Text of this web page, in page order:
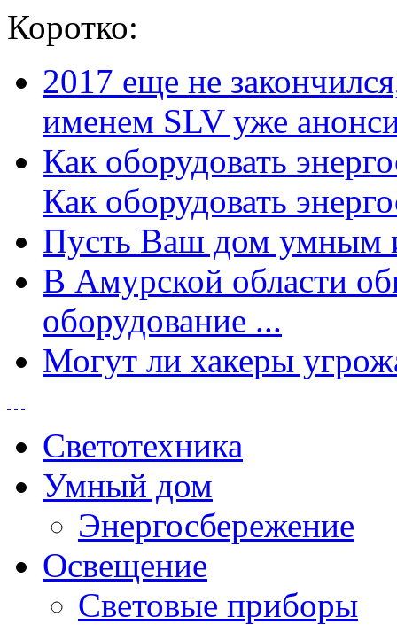
Коротко:
2017 еще не
именем SLV уже
Как оборудовать
Как оборудовать
Пусть Ваш дом умным
В Амурской области
оборудование ...
Могут ли хакеры
Светотехника
Умный дом
Энергосбережение
Освещение
Световые приборы